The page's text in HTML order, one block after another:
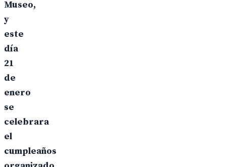
Museo,
y
este
día
21
de
enero
se
celebrara
el
cumpleaños